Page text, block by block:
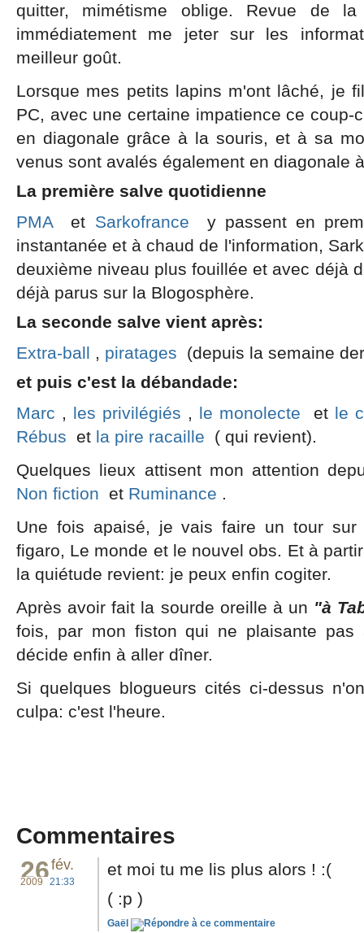
quitter, mimétisme oblige. Revue de
immédiatement me jeter sur les
meilleur goût.
Lorsque mes petits lapins m'ont lâché, je
PC, avec une certaine impatience ce
en diagonale grâce à la souris, et à sa
venus sont avalés également en diagonale
La première salve quotidienne
PMA
et Sarkofrance
y passent en
instantanée et à chaud de l'information,
deuxième niveau plus fouillée et avec déjà
déjà parus sur la Blogosphère.
La seconde salve vient après:
Extra-ball , piratages
(depuis la semaine
et puis c'est la débandade:
Marc , les privilégiés , le monolecte et le
Rébus
et la pire racaille
( qui revient).
Quelques lieux attisent mon attention
Non fiction
et Ruminance .
Une fois apaisé, je vais faire un tour
figaro, Le monde et le nouvel obs. Et à
la quiétude revient: je peux enfin cogiter.
Après avoir fait la sourde oreille à un "à
fois, par mon fiston qui ne plaisante
décide enfin à aller dîner.
Si quelques blogueurs cités ci-dessus
culpa: c'est l'heure.
Commentaires
26fév.
2009 21:33
et moi tu me lis plus alors ! :(
( :p )
Gaël